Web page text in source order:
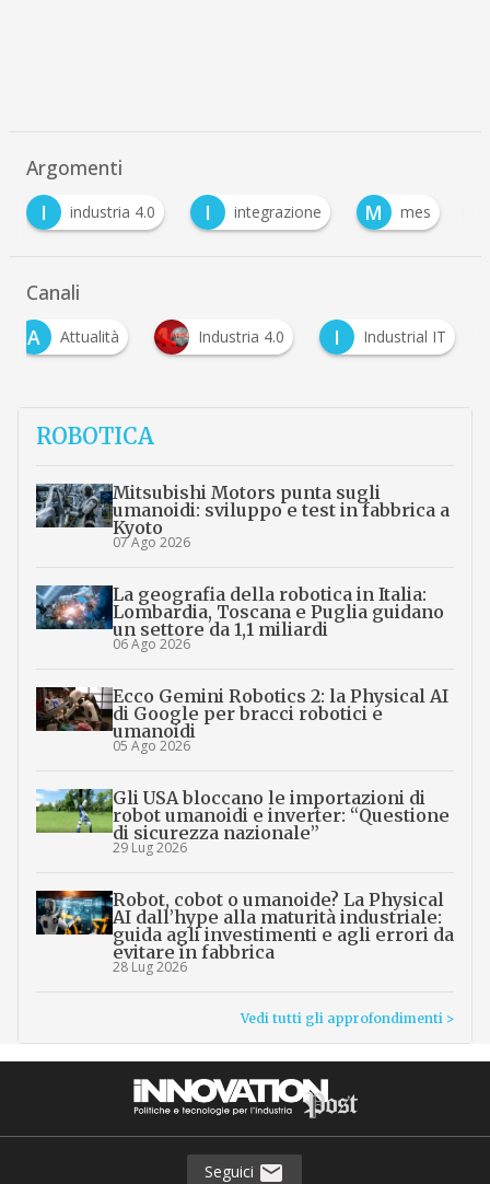
Argomenti
I
industria 4.0 I integrazione M mes
Canali
A
Attualità Industria 4.0 I Industrial IT
ROBOTICA
Mitsubishi Motors punta sugli
umanoidi: sviluppo e test in fabbrica a
Kyoto
07 Ago 2026
La geografia della robotica in Italia:
Lombardia, Toscana e Puglia guidano
un settore da 1,1 miliardi
06 Ago 2026
Ecco Gemini Robotics 2: la Physical AI
di Google per bracci robotici e
umanoidi
05 Ago 2026
Gli USA bloccano le importazioni di
robot umanoidi e inverter: “Questione
di sicurezza nazionale”
29 Lug 2026
Robot, cobot o umanoide? La Physical
AI dall’hype alla maturità industriale:
guida agli investimenti e agli errori da
evitare in fabbrica
28 Lug 2026
Vedi tutti gli approfondimenti >
Seguici